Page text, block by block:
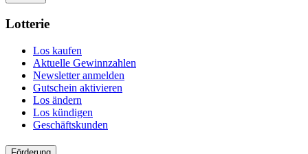
Lotterie
Los kaufen
Aktuelle Gewinnzahlen
Newsletter anmelden
Gutschein aktivieren
Los ändern
Los kündigen
Geschäftskunden